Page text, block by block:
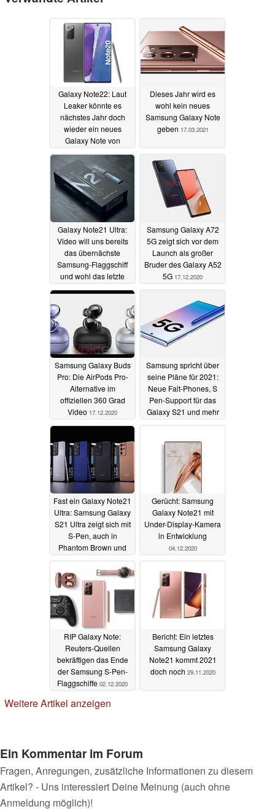
Galaxy Note22: Laut
Leaker könnte es
nächstes Jahr doch
wieder ein neues
Galaxy Note von
Samsung geben
11.09.2021
Dieses Jahr wird es
wohl kein neues
Samsung Galaxy Note
geben 17.03.2021
Galaxy Note21 Ultra:
Video will uns bereits
das übernächste
Samsung-Flaggschiff
und wohl das letzte
Galaxy Note zeigen
Samsung Galaxy A72
5G zeigt sich vor dem
Launch als großer
Bruder des Galaxy A52
5G 17.12.2020
Samsung Galaxy Buds
Pro: Die AirPods Pro-
Alternative im
offiziellen 360 Grad
Video 17.12.2020
Samsung spricht über
seine Pläne für 2021:
Neue Falt-Phones, S
Pen-Support für das
Galaxy S21 und mehr
Fast ein Galaxy Note21
Ultra: Samsung Galaxy
S21 Ultra zeigt sich mit
S-Pen, auch in
Phantom Brown und
Gerücht: Samsung
Galaxy Note21 mit
Under-Display-Kamera
in Entwicklung
04.12.2020
RIP Galaxy Note:
Reuters-Quellen
bekräftigen das Ende
der Samsung S-Pen-
Flaggschiffe 02.12.2020
Bericht: Ein letztes
Samsung Galaxy
Note21 kommt 2021
doch noch 29.11.2020
Weitere Artikel anzeigen
Ein Kommentar im Forum
Fragen, Anregungen, zusätzliche Informationen zu diesem
Artikel? - Uns interessiert Deine Meinung (auch ohne
Anmeldung möglich)!